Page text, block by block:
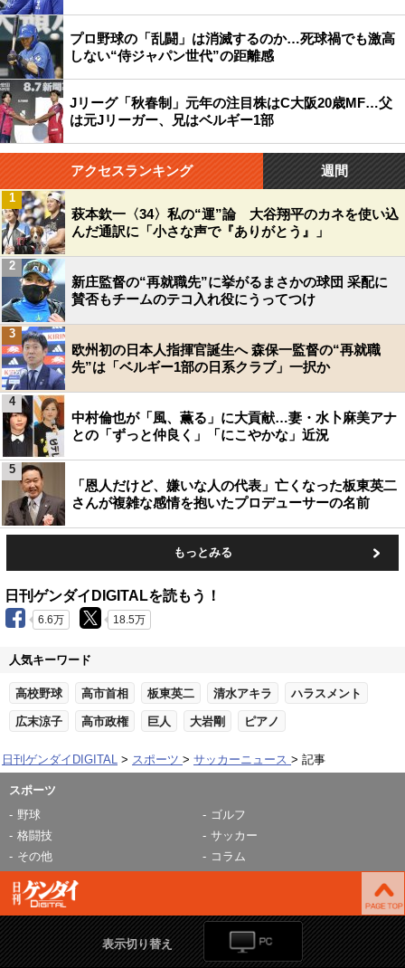
プロ野球の「乱闘」は消滅するのか…死球禍でも激高
しない“侍ジャパン世代”の距離感
Jリーグ「秋春制」元年の注目株はC大阪20歳MF…父
は元Jリーガー、兄はベルギー1部
アクセスランキング 週間
萩本欽一〈34〉私の“運”論 大谷翔平のカネを使い込
んだ通訳に「小さな声で『ありがとう』」
1
新庄監督の“再就職先”に挙がるまさかの球団 采配に
賛否もチームのテコ入れ役にうってつけ
2
欧州初の日本人指揮官誕生へ 森保一監督の“再就職
先”は「ベルギー1部の日系クラブ」一択か
3
中村倫也が「風、薫る」に大貢献…妻・水卜麻美アナ
との「ずっと仲良く」「にこやかな」近況
4
「恩人だけど、嫌いな人の代表」亡くなった板東英二
さんが複雑な感情を抱いたプロデューサーの名前
5
もっとみる
日刊ゲンダイDIGITALを読もう！
6.6万 18.5万
人気キーワード
高校野球 高市首相 板東英二 清水アキラ ハラスメント
広末涼子 高市政権 巨人 大岩剛 ピアノ
日刊ゲンダイDIGITAL スポーツ サッカーニュース 記事
スポーツ
野球
ゴルフ
格闘技
サッカー
その他
コラム
表示切り替え